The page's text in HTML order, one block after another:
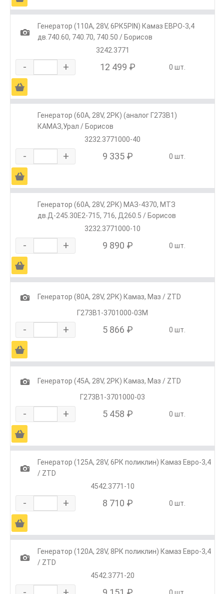
1
Генератор (110А, 28V, 6РК5PIN) Камаз ЕВРО-3,4
дв.740.60, 740.70, 740.50 / Борисов
3242.3771
- + 12 499 ₽ 0 шт.
Ä
Генератор (60А, 28V, 2РК) (аналог Г273В1)
КАМАЗ,Урал / Борисов
3232.3771000-40
- + 9 335 ₽ 0 шт.
Ä
Генератор (60А, 28V, 2РК) МАЗ-4370, МТЗ
дв.Д-245.30Е2-715, 716, Д260.5 / Борисов
3232.3771000-10
- + 9 890 ₽ 0 шт.
Ä
1
Генератор (80А, 28V, 2РК) Камаз, Маз / ZTD
Г273В1-3701000-03М
- + 5 866 ₽ 0 шт.
Ä
1
Генератор (45А, 28V, 2РК) Камаз, Маз / ZTD
Г273В1-3701000-03
- + 5 458 ₽ 0 шт.
Ä
1
Генератор (125А, 28V, 6РК поликлин) Камаз Евро-3,4
/ ZTD
4542.3771-10
- + 8 710 ₽ 0 шт.
Ä
1
Генератор (120А, 28V, 8РК поликлин) Камаз Евро-3,4
/ ZTD
4542.3771-20